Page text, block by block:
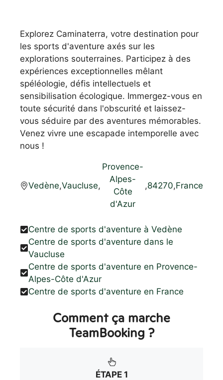
Explorez Caminaterra, votre destination pour
les sports d'aventure axés sur les
explorations souterraines. Participez à des
expériences exceptionnelles mêlant
spéléologie, défis intellectuels et
sensibilisation écologique. Immergez-vous en
toute sécurité dans l'obscurité et laissez-
vous séduire par des aventures mémorables.
Venez vivre une escapade intemporelle avec
nous !
Vedène,Vaucluse,
Provence-
Alpes-
Côte
d'Azur
,84270,France
Centre de sports d'aventure à Vedène
Centre de sports d'aventure dans le
Vaucluse
Centre de sports d'aventure en Provence-
Alpes-Côte d'Azur
Centre de sports d'aventure en France
Comment ça marche
TeamBooking ?
ÉTAPE 1